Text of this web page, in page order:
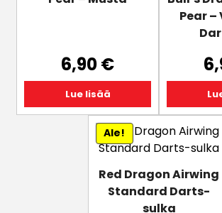
6,90€
Lue lisää
Pear
Ale!
Red Dragon Airwing
Standard Darts-
sulka